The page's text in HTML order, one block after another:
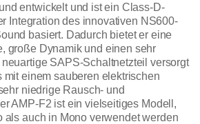
entwickelt und ist ein Class-D-
Integration des innovativen NS600-
basiert. Dadurch bietet er eine
große Dynamik und einen sehr
SAPS-Schaltnetzteil versorgt
mit einem sauberen elektrischen
niedrige Rausch- und
AMP-F2 ist ein vielseitiges Modell,
als auch in Mono verwendet werden